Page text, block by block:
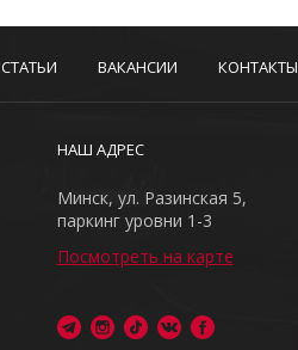
СТАТЬИ ВАКАНСИИ КОНТАКТЫ
НАШ АДРЕС
Минск, ул. Разинская 5,
паркинг уровни 1-3
Посмотреть на карте